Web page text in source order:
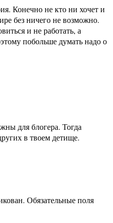
Конечно не кто ни хочет и
без ничего не возможно.
и не работать, а
побольше думать надо о
для блогера. Тогда
в твоем детище.
Обязательные поля